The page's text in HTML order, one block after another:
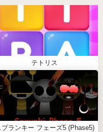
テトリス
プランキー フェーズ5 (Phase5)